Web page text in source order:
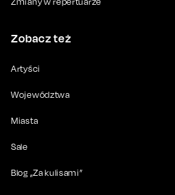
Zobacz też
Artyści
Województwa
Miasta
Sale
Blog „Za kulisami”